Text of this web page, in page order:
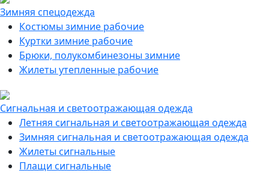
Зимняя спецодежда
Костюмы зимние рабочие
Куртки зимние рабочие
Брюки, полукомбинезоны зимние
Жилеты утепленные рабочие
Сигнальная и светоотражающая одежда
Летняя сигнальная и светоотражающая одежда
Зимняя сигнальная и светоотражающая одежда
Жилеты сигнальные
Плащи сигнальные